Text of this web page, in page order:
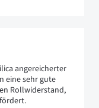
angereicherter
eine sehr gute
Rollwiderstand,